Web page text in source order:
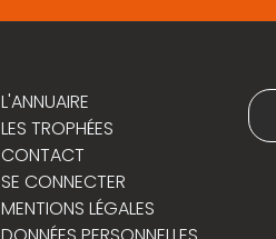
L'ANNUAIRE
LES TROPHÉES
CONTACT
SE CONNECTER
MENTIONS LÉGALES